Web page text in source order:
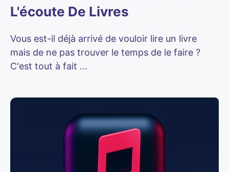
L'écoute De Livres
Vous est-il déjà arrivé de vouloir lire un livre
mais de ne pas trouver le temps de le faire ?
C'est tout à fait ...